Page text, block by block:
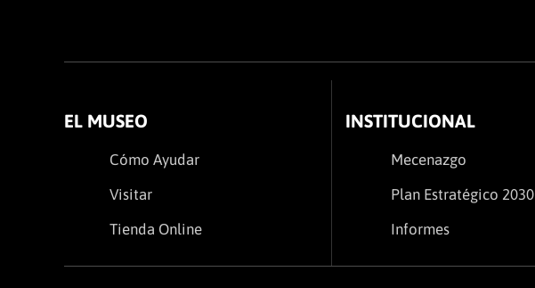
EL MUSEO
Cómo Ayudar
Visitar
Tienda Online
INSTITUCIONAL
Mecenazgo
Plan Estratégico 2030
Informes